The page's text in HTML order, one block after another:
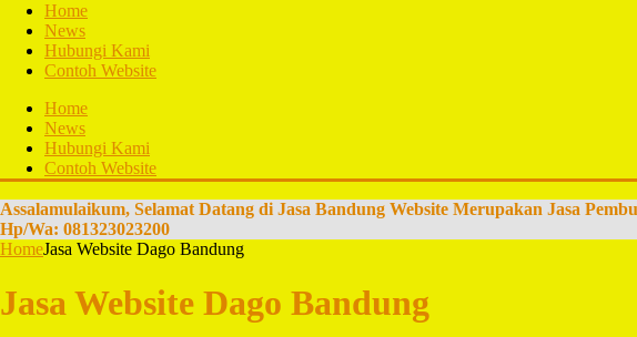
Home
News
Hubungi Kami
Contoh Website
Home
News
Hubungi Kami
Contoh Website
Assalamulaikum, Selamat Datang di Jasa Bandung Website Merupakan Jasa
Hp/Wa: 081323023200
HomeJasa Website Dago Bandung
Jasa Website Dago Bandung